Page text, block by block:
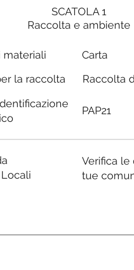
SCATOLA 1
Raccolta e ambiente
materiali
la raccolta
Carta
Raccolta
PAP21
Verifica le
tue